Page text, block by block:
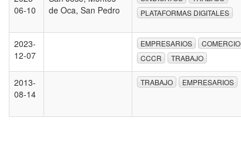
06-10
de Oca, San Pedro
PLATAFORMAS DIGITALES
2023-
12-07
EMPRESARIOS
COMERCIO
CCCR
TRABAJO
2013-
08-14
TRABAJO EMPRESARIOS